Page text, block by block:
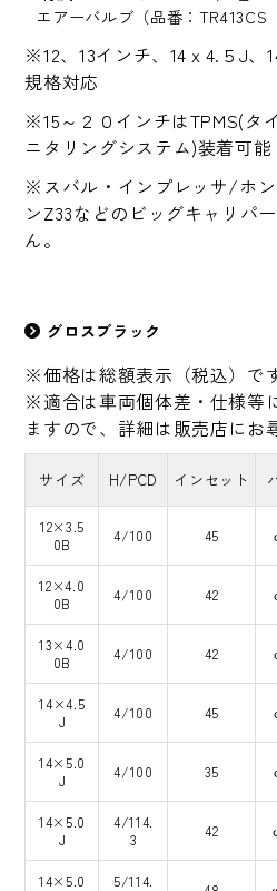
エアーバルブ（品番：TR413CS
※12、13インチ、14ｘ4.５J、
規格対応
※15～２０インチはTPMS(タ
ニタリングシステム)装着可能
※スバル・インプレッサ/ホ
ンZ33などのビッグキャリパ
ん。
グロスブラック
※価格は総額表示（税込）で
※適合は車両個体差・仕様等
ますので、詳細は販売店にお
サイズ H/PCD インセット
12×3.5
0B
4/100 45
12×4.0
0B
4/100 42
13×4.0
0B
4/100 42
14×4.5
J
4/100 45
14×5.0
J
4/100 35
14×5.0
J
4/114.
3
42
14×5.0
5/114.